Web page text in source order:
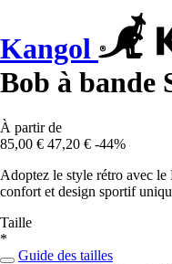
Kangol
Bob à bande
À partir de
85,00 € 47,20 € -44%
Adoptez le style rétro avec
confort et design sportif
Taille
*
Guide des tailles